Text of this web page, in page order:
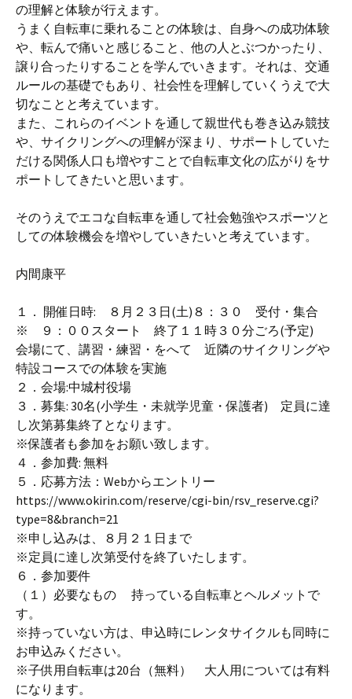
の理解と体験が行えます。
うまく自転車に乗れることの体験は、自身への成功体験
や、転んで痛いと感じること、他の人とぶつかったり、
譲り合ったりすることを学んでいきます。それは、交通
ルールの基礎でもあり、社会性を理解していくうえで大
切なことと考えています。
また、これらのイベントを通して親世代も巻き込み競技
や、サイクリングへの理解が深まり、サポートしていた
だける関係人口も増やすことで自転車文化の広がりをサ
ポートしてきたいと思います。
そのうえでエコな自転車を通して社会勉強やスポーツと
しての体験機会を増やしていきたいと考えています。
内間康平
１． 開催日時: ８月２３日(土)８：３０ 受付・集合
※ ９：００スタート 終了１１時３０分ごろ(予定)
会場にて、講習・練習・をへて 近隣のサイクリングや
特設コースでの体験を実施
２．会場:中城村役場
３．募集: 30名(小学生・未就学児童・保護者) 定員に達
し次第募集終了となります。
※保護者も参加をお願い致します。
４．参加費: 無料
５．応募方法：Webからエントリー
https://www.okirin.com/reserve/cgi-bin/rsv_reserve.cgi?
type=8&branch=21
※申し込みは、８月２１日まで
※定員に達し次第受付を終了いたします。
６．参加要件
（１）必要なもの 持っている自転車とヘルメットで
す。
※持っていない方は、申込時にレンタサイクルも同時に
お申込みください。
※子供用自転車は20台（無料） 大人用については有料
になります。